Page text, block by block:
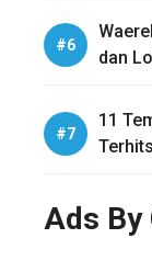
dan
11
Ads By